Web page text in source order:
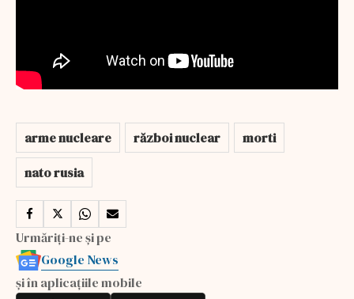
arme nucleare război nuclear
morti
nato rusia
Urmăriți-ne și pe
Google News
și în aplicațiile mobile